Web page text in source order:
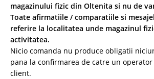
magazinului fizic din Oltenita si nu de
Toate afirmatiile / comparatiile si
referire la localitatea unde magazinul
activitatea.
Nicio comanda nu produce obligatii
pana la confirmarea de catre un
client.